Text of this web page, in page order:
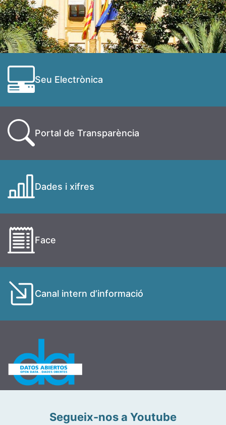
Seu Electrònica
Portal de Transparència
Dades i xifres
Face
Canal intern d’informació
Segueix-nos a Youtube